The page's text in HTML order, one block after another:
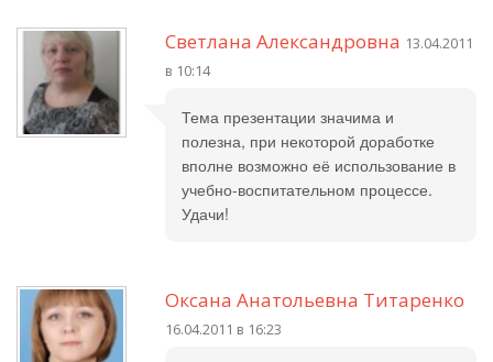
Светлана Александровна 13.04.2011
в 10:14
Тема презентации значима и
полезна, при некоторой доработке
вполне возможно её использование в
учебно-воспитательном процессе.
Удачи!
Оксана Анатольевна Титаренко
16.04.2011 в 16:23